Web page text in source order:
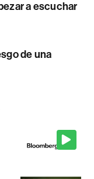
a escuchar
de una